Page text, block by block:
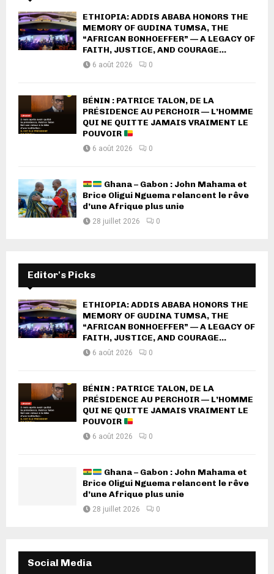
ETHIOPIA: ADDIS ABABA HONORS THE
MEMORY OF GUDINA TUMSA, THE
“AFRICAN BONHOEFFER” — A LEGACY OF
FAITH, JUSTICE, AND COURAGE...
6 août 2026 0
BÉNIN : PATRICE TALON, DE LA
PRÉSIDENCE AU PERCHOIR — L’HOMME
QUI NE QUITTE JAMAIS VRAIMENT LE
POUVOIR
6 août 2026 0
Ghana – Gabon : John Mahama et
Brice Oligui Nguema relancent le rêve
d’une Afrique plus unie
28 juillet 2026 0
Editor's Picks
ETHIOPIA: ADDIS ABABA HONORS THE
MEMORY OF GUDINA TUMSA, THE
“AFRICAN BONHOEFFER” — A LEGACY OF
FAITH, JUSTICE, AND COURAGE...
6 août 2026 0
BÉNIN : PATRICE TALON, DE LA
PRÉSIDENCE AU PERCHOIR — L’HOMME
QUI NE QUITTE JAMAIS VRAIMENT LE
POUVOIR
6 août 2026 0
Ghana – Gabon : John Mahama et
Brice Oligui Nguema relancent le rêve
d’une Afrique plus unie
28 juillet 2026 0
Social Media